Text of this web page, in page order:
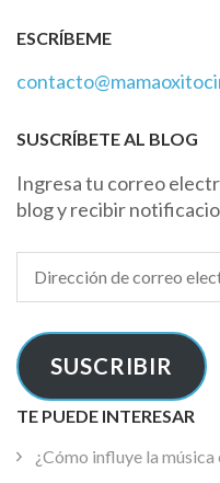
ESCRÍBEME
SUSCRÍBETE AL BLOG
Ingresa tu correo
blog y recibir
de
electrónico
SUSCRIBIR
TE PUEDE INTERESAR
¿Cómo influye la